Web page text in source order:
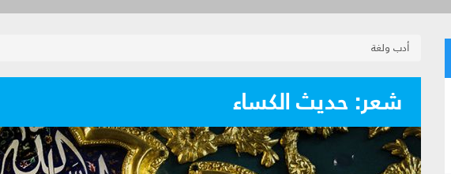
أدب ولغة
شعر: حديث الكساء